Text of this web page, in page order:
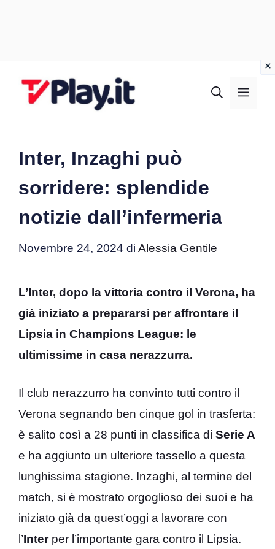
Inter, Inzaghi può
sorridere: splendide
notizie dall’infermeria
Novembre 24, 2024 di Alessia Gentile
L’Inter, dopo la vittoria contro il Verona, ha
già iniziato a prepararsi per affrontare il
Lipsia in Champions League: le
ultimissime in casa nerazzurra.
Il club nerazzurro ha convinto tutti contro il
Verona segnando ben cinque gol in trasferta:
è salito così a 28 punti in classifica di Serie A
e ha aggiunto un ulteriore tassello a questa
lunghissima stagione. Inzaghi, al termine del
match, si è mostrato orgoglioso dei suoi e ha
iniziato già da quest’oggi a lavorare con
l’Interper l’importante gara contro il Lipsia.